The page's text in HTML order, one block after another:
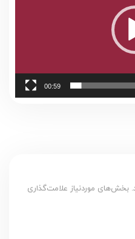
00:59
بخش‌های موردنیاز علامت‌گذاری